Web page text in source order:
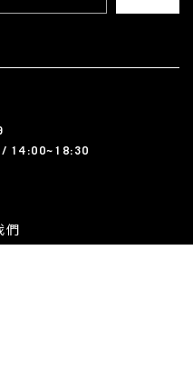
們
/ 14:00~18:30